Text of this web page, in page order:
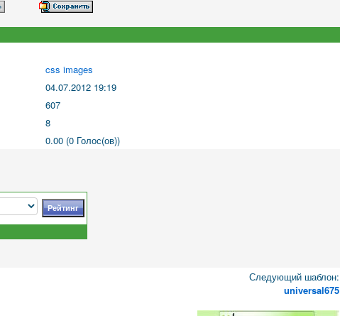
css images
04.07.2012 19:19
607
8
0.00 (0 Голос(ов))
Следующий шаблон:
universal675